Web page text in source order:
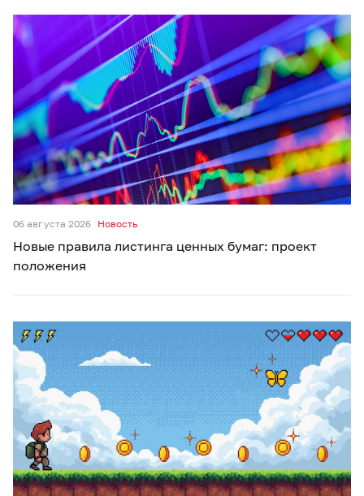
06 августа 2026 Новость
Новые правила листинга ценных бумаг: проект
положения